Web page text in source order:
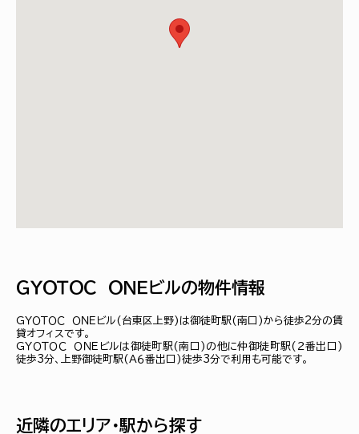
ＧＹＯＴＯＣ ＯＮＥビルの物件情報
ＧＹＯＴＯＣ ＯＮＥビル(台東区上野)は御徒町駅(南口)から徒歩2分の賃
貸オフィスです。
ＧＹＯＴＯＣ ＯＮＥビルは御徒町駅(南口)の他に仲御徒町駅(２番出口)
徒歩3分、上野御徒町駅(Ａ６番出口)徒歩3分で利用も可能です。
近隣のエリア・駅から探す